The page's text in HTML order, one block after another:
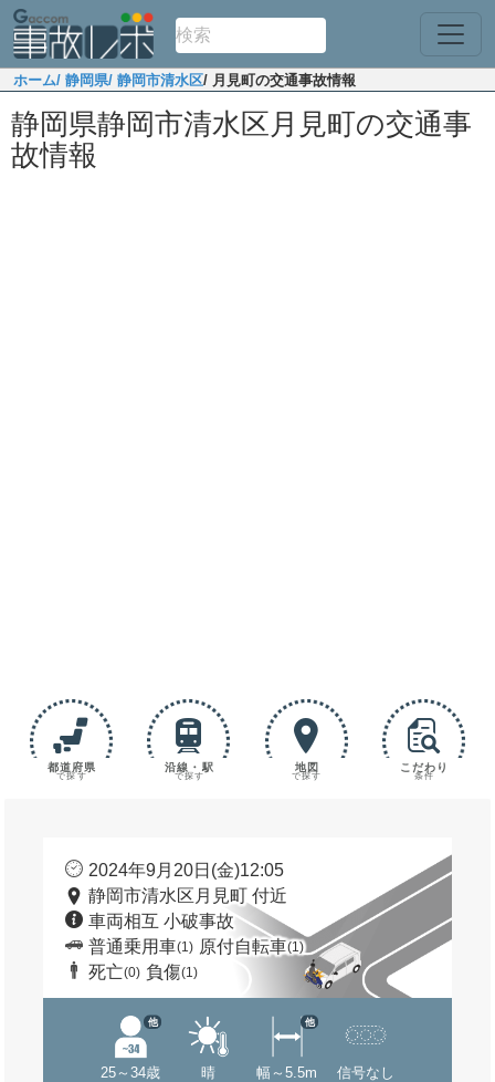
ホーム/ 静岡県/ 静岡市清水区/ 月見町の交通事故情報
静岡県静岡市清水区月見町の交通事
故情報
都道府県
で探す
沿線・駅
で探す
地図
で探す
こだわり
条件
2024年9月20日(金)12:05
静岡市清水区月見町 付近
車両相互 小破事故
普通乗用車(1) 原付自転車(1)
死亡(0) 負傷(1)
25～34歳
他
晴 幅～5.5m
他
信号なし